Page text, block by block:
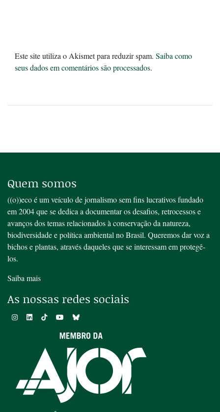
Este site utiliza o Akismet para reduzir spam. Saiba como
seus dados em comentários são processados.
Quem somos
((o))eco é um veículo de jornalismo sem fins lucrativos fundado
em 2004 que se dedica a documentar os desafios, retrocessos e
avanços dos temas relacionados à conservação da natureza,
biodiversidade e política ambiental no Brasil. Queremos dar voz a
bichos e plantas, através daqueles que se interessam em protegê-
los.
Saiba mais
As nossas redes sociais